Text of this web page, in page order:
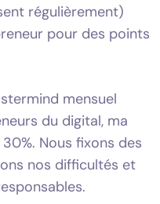
régulièrement)
pour des points
mensuel
du digital, ma
Nous fixons des
nos difficultés et